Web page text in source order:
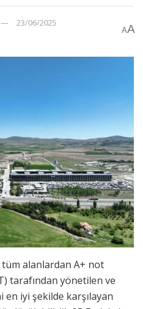
23/06/2025
AA
tüm alanlardan A+ not
tarafından yönetilen ve
iyi şekilde karşılayan